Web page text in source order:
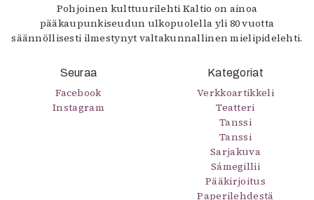
Pohjoinen kulttuurilehti Kaltio on ainoa
pääkaupunkiseudun ulkopuolella yli 80 vuotta
säännöllisesti ilmestynyt valtakunnallinen mielipidelehti.
Seuraa
Facebook
Instagram
Kategoriat
Verkkoartikkeli
Teatteri
Tanssi
Tanssi
Sarjakuva
Sámegillii
Pääkirjoitus
Paperilehdestä